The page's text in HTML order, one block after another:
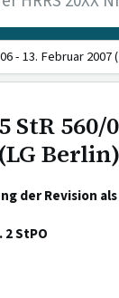
- 13. Februar 2007
StR
Berlin)
der Revision
2 StPO